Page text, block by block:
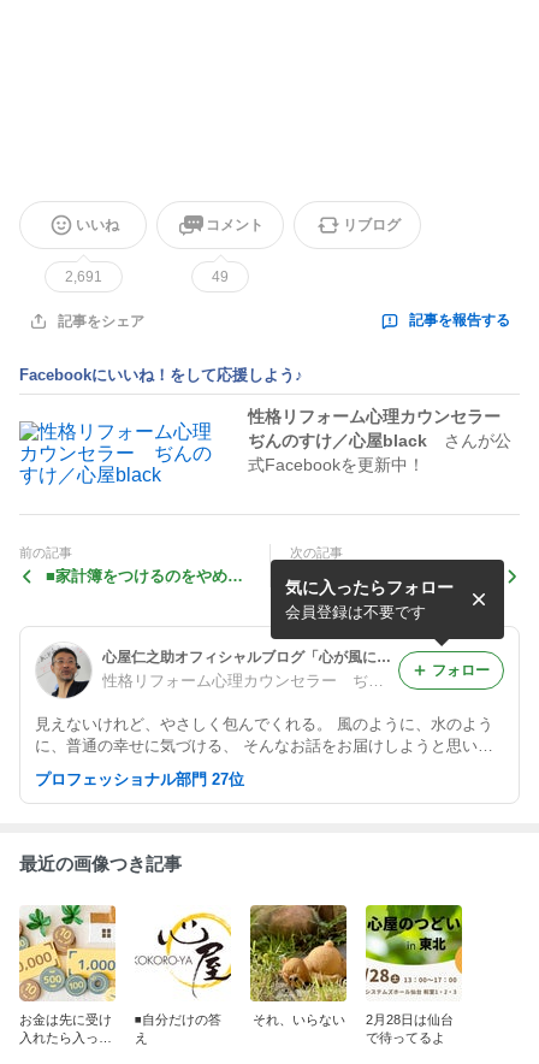
いいね
2,691
コメント
49
リブログ
記事をシェア 記事を報告する
Facebookにいいね！をして応援しよう♪
性格リフォーム心理カウンセラー
ぢんのすけ／心屋black
さんが公
式Facebookを更新中！
前の記事
■家計簿をつけるのをやめて
次の記事
■躾って自分の価値観・不
安・愛情を 上から下に押し
付けることです。ひとはした
いようにしかしない
心屋仁之助オフィシャルブログ「心が風に、なる」Powered by Ameba
性格リフォーム心理カウンセラー ぢんのすけ／心屋black
見えないけれど、やさしく包んでくれる。 風のように、水のよう
に、普通の幸せに気づける、 そんなお話をお届けしようと思いま
す。
気に入ったらフォロー
会員登録は不要です
フォロー
プロフェッショナル部門 27位
最近の画像つき記事
お金は先に受け
入れたら入って
◾️自分だけの答
え
それ、いらない
2月28日は仙台
で待ってるよ